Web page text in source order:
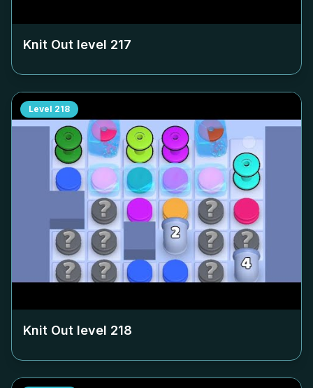
Knit Out level 217
Level 218
Knit Out level 218